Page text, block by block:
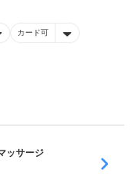
カード可
ッサージ